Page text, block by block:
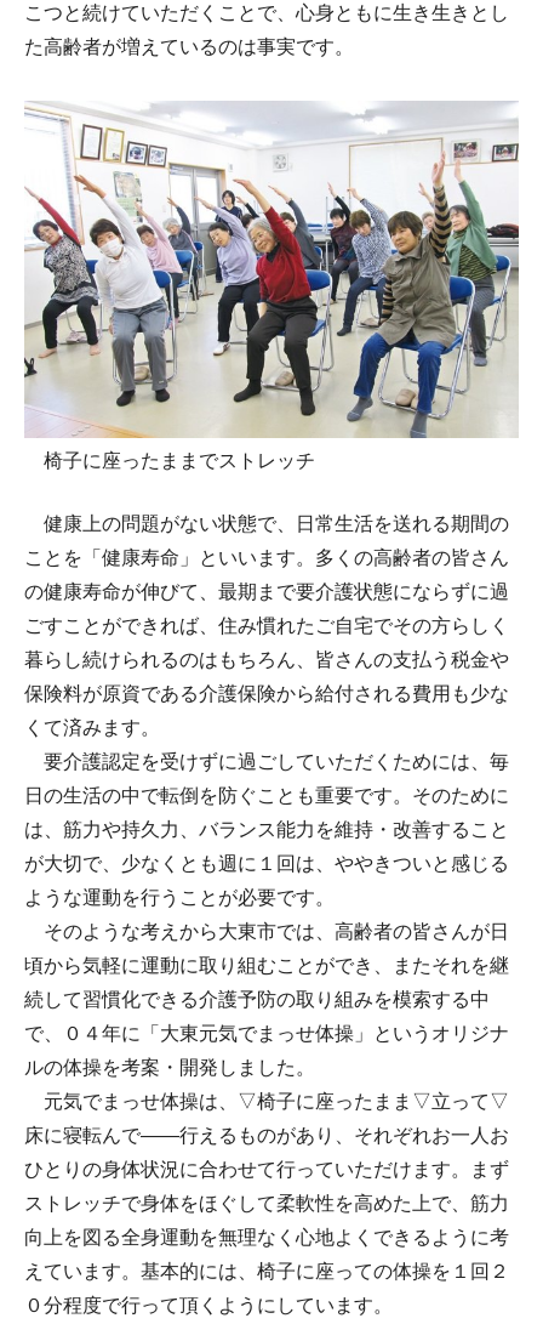
こつと続けていただくことで、心身ともに生き生きとし
た高齢者が増えているのは事実です。
椅子に座ったままでストレッチ
健康上の問題がない状態で、日常生活を送れる期間の
ことを「健康寿命」といいます。多くの高齢者の皆さん
の健康寿命が伸びて、最期まで要介護状態にならずに過
ごすことができれば、住み慣れたご自宅でその方らしく
暮らし続けられるのはもちろん、皆さんの支払う税金や
保険料が原資である介護保険から給付される費用も少な
くて済みます。
要介護認定を受けずに過ごしていただくためには、毎
日の生活の中で転倒を防ぐことも重要です。そのために
は、筋力や持久力、バランス能力を維持・改善すること
が大切で、少なくとも週に１回は、ややきついと感じる
ような運動を行うことが必要です。
そのような考えから大東市では、高齢者の皆さんが日
頃から気軽に運動に取り組むことができ、またそれを継
続して習慣化できる介護予防の取り組みを模索する中
で、０４年に「大東元気でまっせ体操」というオリジナ
ルの体操を考案・開発しました。
元気でまっせ体操は、▽椅子に座ったまま▽立って▽
床に寝転んで――行えるものがあり、それぞれお一人お
ひとりの身体状況に合わせて行っていただけます。まず
ストレッチで身体をほぐして柔軟性を高めた上で、筋力
向上を図る全身運動を無理なく心地よくできるように考
えています。基本的には、椅子に座っての体操を１回２
０分程度で行って頂くようにしています。